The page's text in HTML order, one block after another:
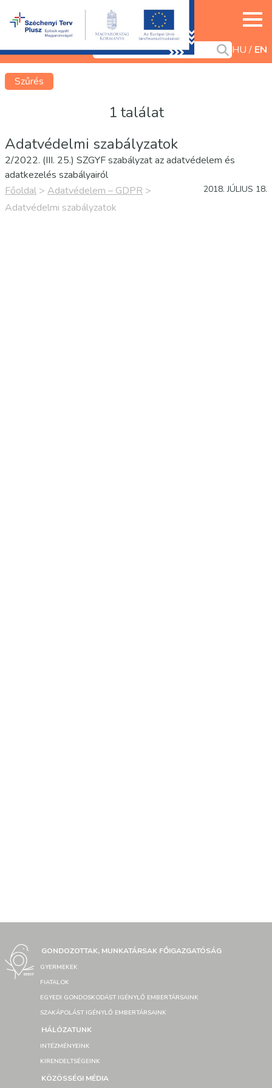
HU EN
Szűrés
1 találat
Adatvédelmi szabályzatok
2/2022. (III. 25.) SZGYF szabályzat az adatvédelem és
adatkezelés szabályairól
Főoldal > Adatvédelem – GDPR >
Adatvédelmi szabályzatok
2018. JÚLIUS 18.
GONDOZOTTAK, MUNKATÁRSAK FŐIGAZGATÓSÁG
GYERMEKEK
FIATALOK
EGYEDI GONDOSKODÁST IGÉNYLŐ EMBERTÁRSAINK
SZAKÁPOLÁST IGÉNYLŐ EMBERTÁRSAINK
HÁLÓZATUNK
INTÉZMÉNYEINK
KIRENDELTSÉGEINK
KÖZÖSSÉGI MÉDIA